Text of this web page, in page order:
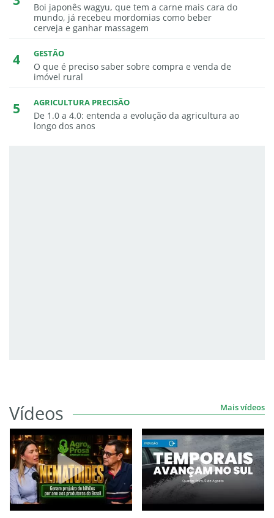
Boi japonês wagyu, que tem a carne mais cara do
mundo, já recebeu mordomias como beber
cerveja e ganhar massagem
GESTÃO
O que é preciso saber sobre compra e venda de
imóvel rural
AGRICULTURA PRECISÃO
De 1.0 a 4.0: entenda a evolução da agricultura ao
longo dos anos
Vídeos Mais vídeos